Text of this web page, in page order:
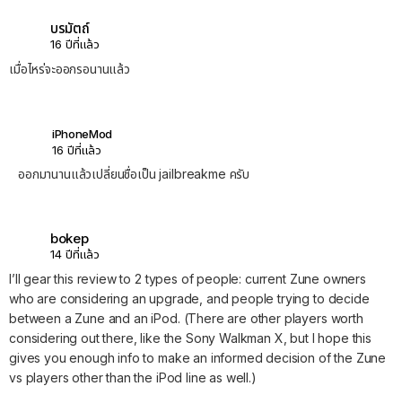
บรมัตถ์
16 ปีที่แล้ว
เมื่อไหร่จะออกรอนานแล้ว
iPhoneMod
16 ปีที่แล้ว
ออกมานานแล้วเปลี่ยนชื่อเป็น jailbreakme ครับ
bokep
14 ปีที่แล้ว
I’ll gear this review to 2 types of people: current Zune owners
who are considering an upgrade, and people trying to decide
between a Zune and an iPod. (There are other players worth
considering out there, like the Sony Walkman X, but I hope this
gives you enough info to make an informed decision of the Zune
vs players other than the iPod line as well.)